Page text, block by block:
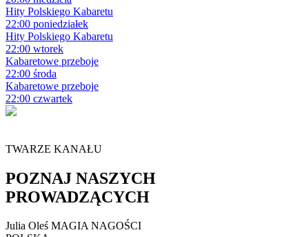
Hity Polskiego Kabaretu
22:00 poniedziałek
Hity Polskiego Kabaretu
22:00 wtorek
Kabaretowe przeboje
22:00 środa
Kabaretowe przeboje
22:00 czwartek
TWARZE KANAŁU
POZNAJ NASZYCH
PROWADZĄCYCH
Julia Oleś MAGIA NAGOŚCI